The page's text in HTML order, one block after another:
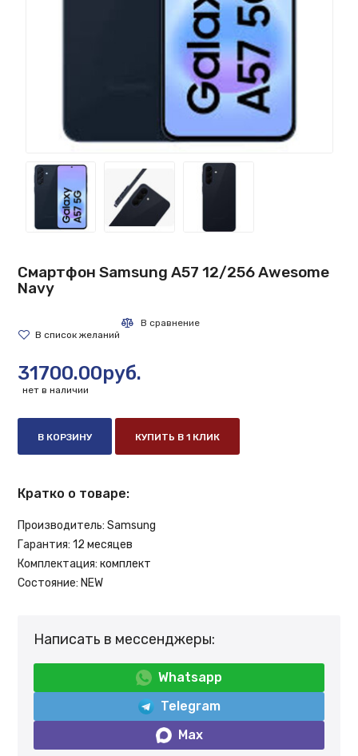
Смартфон Samsung A57 12/256 Awesome
Navy
31700.00руб.
нет в наличии
В КОРЗИНУ КУПИТЬ В 1 КЛИК
Кратко о товаре:
Производитель: Samsung
Гарантия: 12 месяцев
Комплектация: комплект
Состояние: NEW
Написать в мессенджеры:
Whatsapp
Telegram
Max